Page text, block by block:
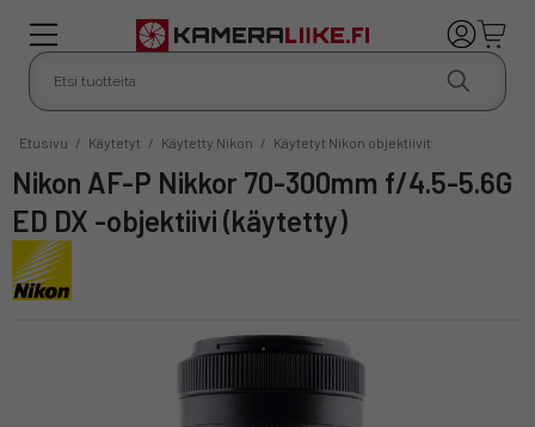
Etusivu / Käytetyt / Käytetty Nikon / Käytetyt Nikon objektiivit
Nikon AF-P Nikkor 70-300mm f/4.5-5.6G
ED DX -objektiivi (käytetty)